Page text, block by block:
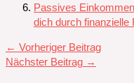
Passives
dich durch finanzielle
← Vorheriger Beitrag
Nächster Beitrag →